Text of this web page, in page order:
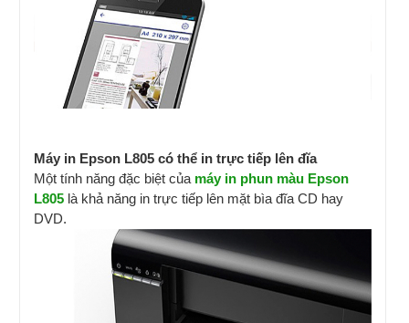
Máy in Epson L805 có thể in trực tiếp lên đĩa
Một tính năng đặc biệt của máy in phun màu Epson
L805 là khả năng in trực tiếp lên mặt bìa đĩa CD hay
DVD.